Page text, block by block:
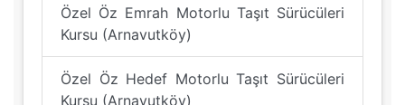
Özel Öz Emrah Motorlu Taşıt Sürücüleri
Kursu (Arnavutköy)
Özel Öz Hedef Motorlu Taşıt Sürücüleri
Kursu (Arnavutköy)